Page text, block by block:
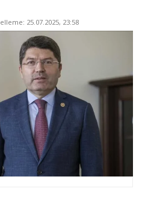
25.07.2025, 23:58